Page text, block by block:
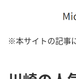
※本サイトの記事